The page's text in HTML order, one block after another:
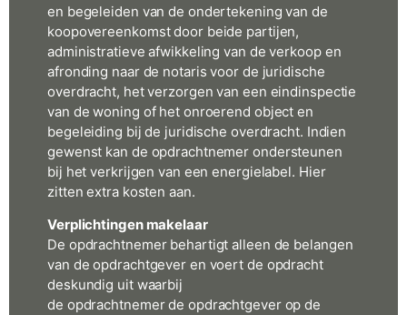
en begeleiden van de ondertekening van de
koopovereenkomst door beide partijen,
administratieve afwikkeling van de verkoop en
afronding naar de notaris voor de juridische
overdracht, het verzorgen van een eindinspectie
van de woning of het onroerend object en
begeleiding bij de juridische overdracht. Indien
gewenst kan de opdrachtnemer ondersteunen
bij het verkrijgen van een energielabel. Hier
zitten extra kosten aan.
Verplichtingen makelaar
De opdrachtnemer behartigt alleen de belangen
van de opdrachtgever en voert de opdracht
deskundig uit waarbij
de opdrachtnemer de opdrachtgever op de